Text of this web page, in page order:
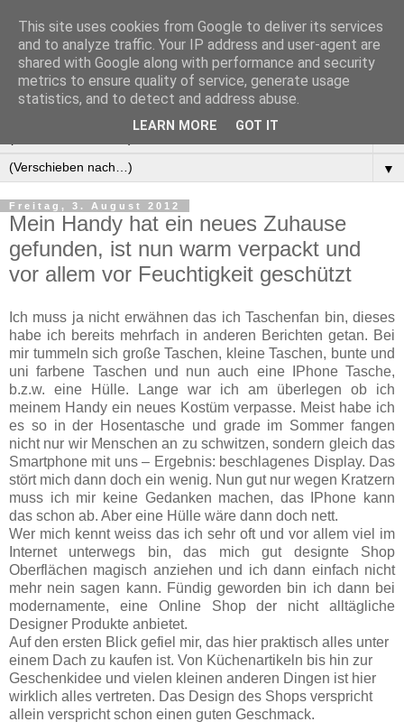
Manus Testwelt, alles
außer langweilig
▼
Freitag, 3. August 2012
Mein Handy hat ein neues Zuhause
gefunden, ist nun warm verpackt und
vor allem vor Feuchtigkeit geschützt
Ich muss ja nicht erwähnen das ich Taschenfan bin, dieses
habe ich bereits mehrfach in anderen Berichten getan. Bei
mir tummeln sich große Taschen, kleine Taschen, bunte und
uni farbene Taschen und nun auch eine IPhone Tasche,
b.z.w. eine Hülle. Lange war ich am überlegen ob ich
meinem Handy ein neues Kostüm verpasse. Meist habe ich
es so in der Hosentasche und grade im Sommer fangen
nicht nur wir Menschen an zu schwitzen, sondern gleich das
Smartphone mit uns – Ergebnis: beschlagenes Display. Das
stört mich dann doch ein wenig. Nun gut nur wegen Kratzern
muss ich mir keine Gedanken machen, das IPhone kann
das schon ab. Aber eine Hülle wäre dann doch nett.
Wer mich kennt weiss das ich sehr oft und vor allem viel im
Internet unterwegs bin, das mich gut designte Shop
Oberflächen magisch anziehen und ich dann einfach nicht
mehr nein sagen kann. Fündig geworden bin ich dann bei
modernamente, eine Online Shop der nicht alltägliche
Designer Produkte anbietet.
Auf den ersten Blick gefiel mir, das hier praktisch alles unter
einem Dach zu kaufen ist. Von Küchenartikeln bis hin zur
Geschenkidee und vielen kleinen anderen Dingen ist hier
wirklich alles vertreten. Das Design des Shops verspricht
allein verspricht schon einen guten Geschmack.
This site uses cookies from Google to deliver its services
and to analyze traffic. Your IP address and user-agent are
shared with Google along with performance and security
metrics to ensure quality of service, generate usage
statistics, and to detect and address abuse.
LEARN MORE GOT IT